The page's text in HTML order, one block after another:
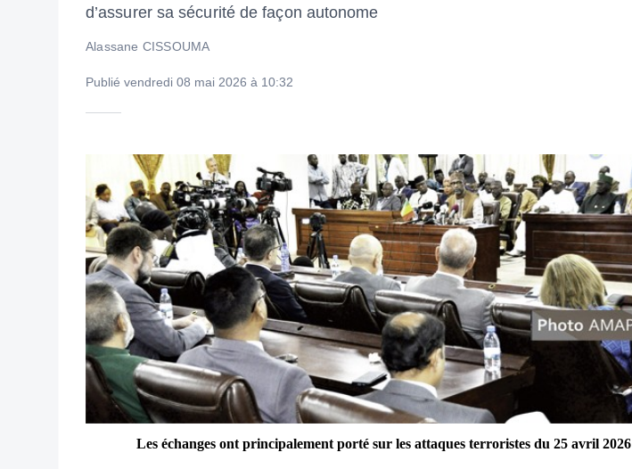
d’assurer sa sécurité de façon autonome
Alassane CISSOUMA
Publié vendredi 08 mai 2026 à 10:32
Les échanges ont principalement porté sur les attaques terroristes du 25 avril 2026